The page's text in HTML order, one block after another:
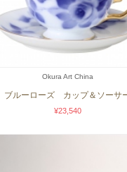
Okura Art China
ブルーローズ カップ＆ソーサ
¥23,540